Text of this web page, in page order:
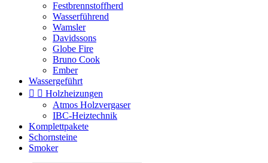
Festbrennstoffherd
Wasserführend
Wamsler
Davidssons
Globe Fire
Bruno Cook
Ember
Wassergeführt
  Holzheizungen
Atmos Holzvergaser
IBC-Heiztechnik
Komplettpakete
Schornsteine
Smoker